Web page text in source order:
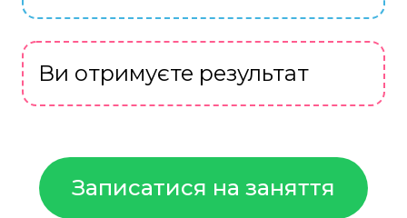
Ви отримуєте результат
Записатися на заняття